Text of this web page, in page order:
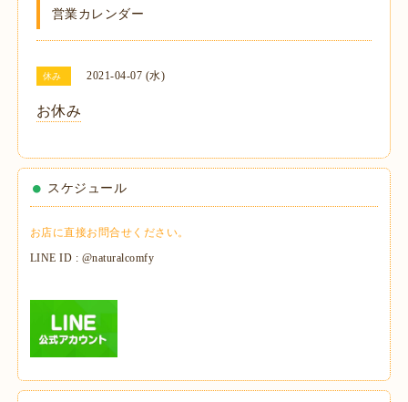
営業カレンダー
休み 2021-04-07 (水)
お休み
スケジュール
お店に直接お問合せください。
LINE ID : @naturalcomfy